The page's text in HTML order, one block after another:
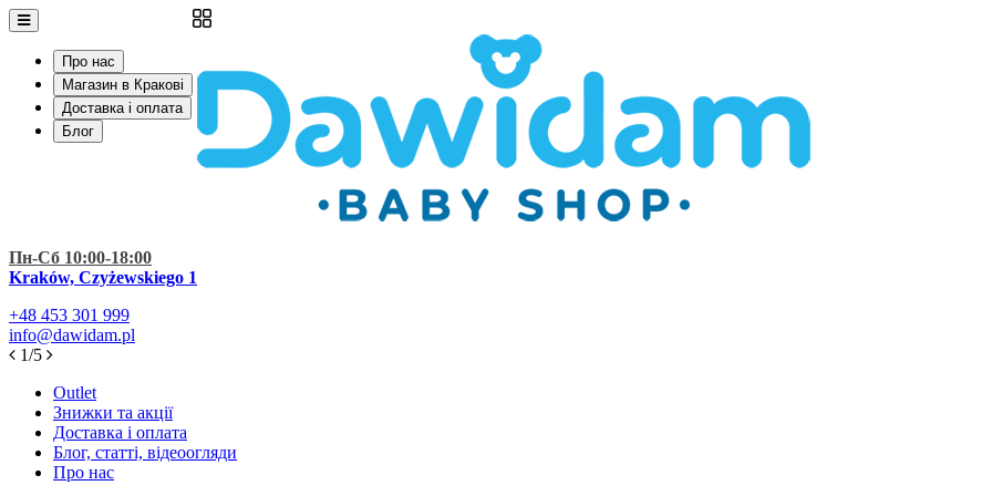
Про нас
Магазин в Кракові
Доставка і оплата
Блог
Пн-Сб 10:00-18:00
Kraków, Czyżewskiego 1
+48 453 301 999
info@dawidam.pl
1/5
Outlet
Знижки та акції
Доставка і оплата
Блог, статті, відеоогляди
Про нас